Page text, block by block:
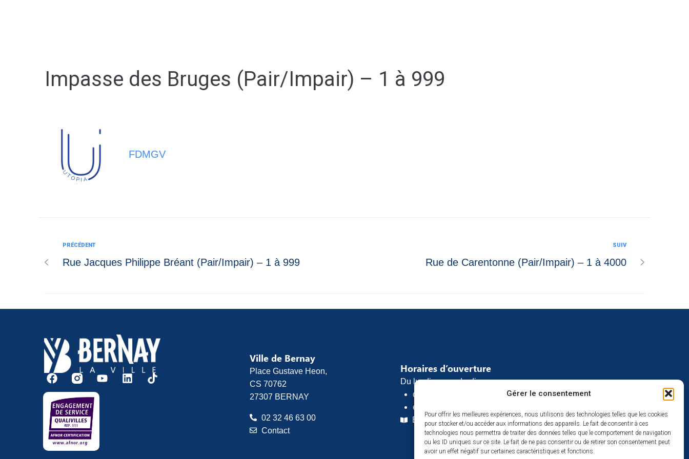
Gérer le consentement
Pour offrir les meilleures expériences, nous utilisons des technologies telles que les cookies
pour stocker et/ou accéder aux informations des appareils. Le fait de consentir à ces
technologies nous permettra de traiter des données telles que le comportement de navigation
ou les ID uniques sur ce site. Le fait de ne pas consentir ou de retirer son consentement peut
avoir un effet négatif sur certaines caractéristiques et fonctions.
Impasse des Bruges (Pair/Impair) – 1 à 999
FDMGV
PRÉCÉDENT
Rue Jacques Philippe Bréant (Pair/Impair) – 1 à 999
SUIV
Rue de Carentonne (Pair/Impair) – 1 à 4000
Ville de Bernay
Place Gustave Heon,
CS 70762
27307 BERNAY
02 32 46 63 00
Contact
Horaires d’ouverture
Du lundi au vendredi :
de 8h30 à 12h
et de 13h30 à 17h
Espace presse